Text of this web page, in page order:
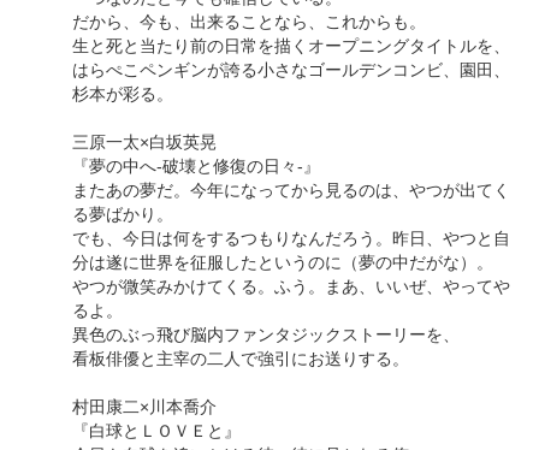
だから、今も、出来ることなら、これからも。
生と死と当たり前の日常を描くオープニングタイトルを、
はらぺこペンギンが誇る小さなゴールデンコンビ、園田、
杉本が彩る。
三原一太×白坂英晃
『夢の中へ-破壊と修復の日々-』
またあの夢だ。今年になってから見るのは、やつが出てく
る夢ばかり。
でも、今日は何をするつもりなんだろう。昨日、やつと自
分は遂に世界を征服したというのに（夢の中だがな）。
やつが微笑みかけてくる。ふう。まあ、いいぜ、やってや
るよ。
異色のぶっ飛び脳内ファンタジックストーリーを、
看板俳優と主宰の二人で強引にお送りする。
村田康二×川本喬介
『白球とＬＯＶＥと』